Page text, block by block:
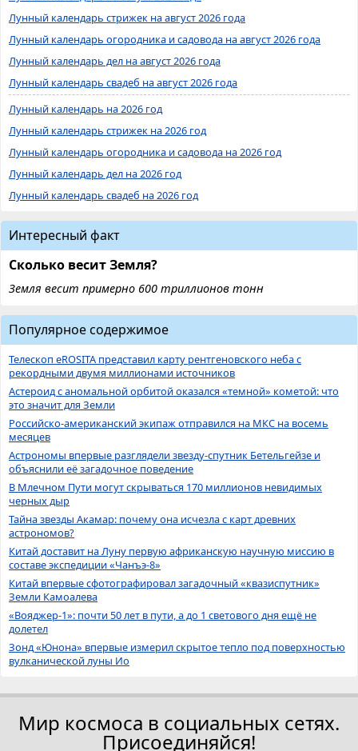
Лунный календарь стрижек на август 2026 года
Лунный календарь огородника и садовода на август 2026 года
Лунный календарь дел на август 2026 года
Лунный календарь свадеб на август 2026 года
Лунный календарь на 2026 год
Лунный календарь стрижек на 2026 год
Лунный календарь огородника и садовода на 2026 год
Лунный календарь дел на 2026 год
Лунный календарь свадеб на 2026 год
Интересный факт
Сколько весит Земля?
Земля весит примерно 600 триллионов тонн
Популярное содержимое
Телескоп eROSITA представил карту рентгеновского неба с
рекордными двумя миллионами источников
Астероид с аномальной орбитой оказался «темной» кометой: что
это значит для Земли
Российско-американский экипаж отправился на МКС на восемь
месяцев
Астрономы впервые разглядели звезду-спутник Бетельгейзе и
объяснили её загадочное поведение
В Млечном Пути могут скрываться 170 миллионов невидимых
черных дыр
Тайна звезды Акамар: почему она исчезла с карт древних
астрономов?
Китай доставит на Луну первую африканскую научную миссию в
составе экспедиции «Чанъэ-8»
Китай впервые сфотографировал загадочный «квазиспутник»
Земли Камоалева
«Вояджер-1»: почти 50 лет в пути, а до 1 светового дня ещё не
долетел
Зонд «Юнона» впервые измерил скрытое тепло под поверхностью
вулканической луны Ио
Мир космоса в социальных сетях.
Присоединяйся!